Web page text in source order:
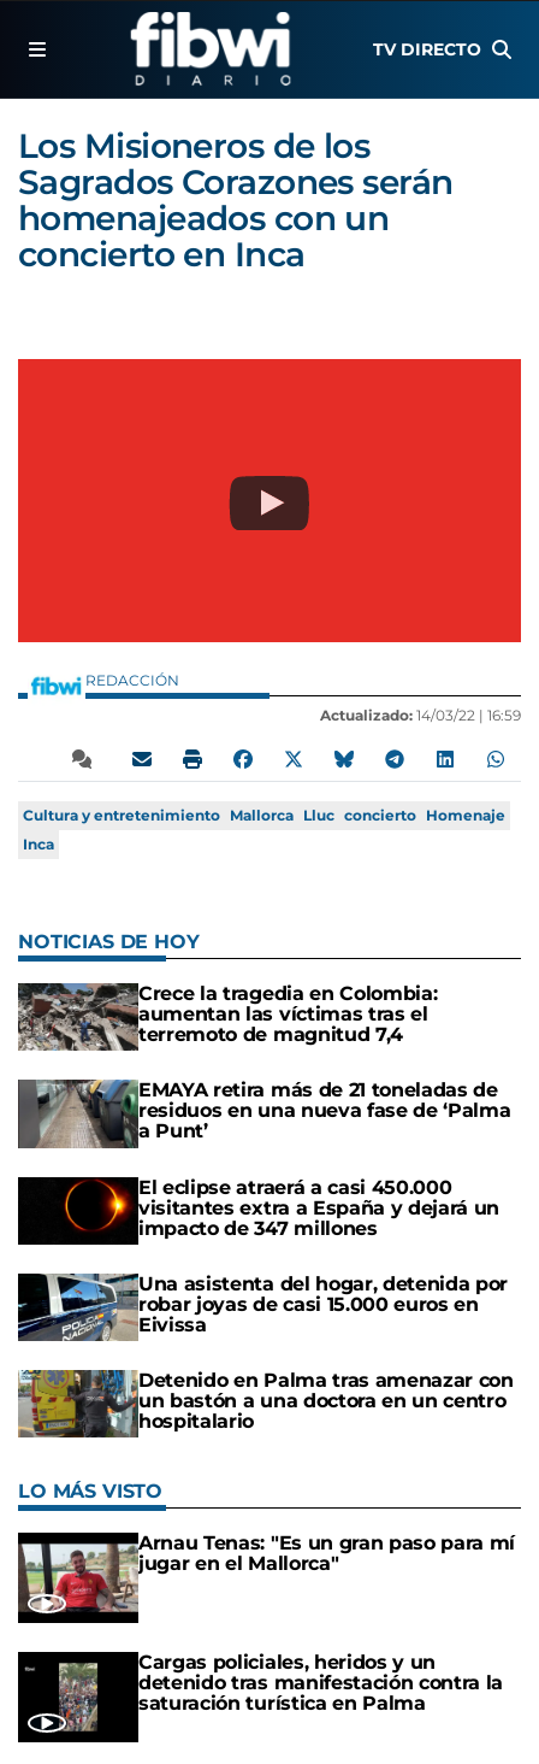
TV DIRECTO
Los Misioneros de los
Sagrados Corazones serán
homenajeados con un
concierto en Inca
REDACCIÓN
Actualizado: 14/03/22 | 16:59
Cultura y entretenimiento Mallorca Lluc concierto Homenaje
Inca
NOTICIAS DE HOY
Crece la tragedia en Colombia:
aumentan las víctimas tras el
terremoto de magnitud 7,4
EMAYA retira más de 21 toneladas de
residuos en una nueva fase de ‘Palma
a Punt’
El eclipse atraerá a casi 450.000
visitantes extra a España y dejará un
impacto de 347 millones
Una asistenta del hogar, detenida por
robar joyas de casi 15.000 euros en
Eivissa
Detenido en Palma tras amenazar con
un bastón a una doctora en un centro
hospitalario
LO MÁS VISTO
Arnau Tenas: "Es un gran paso para mí
jugar en el Mallorca"
Cargas policiales, heridos y un
detenido tras manifestación contra la
saturación turística en Palma